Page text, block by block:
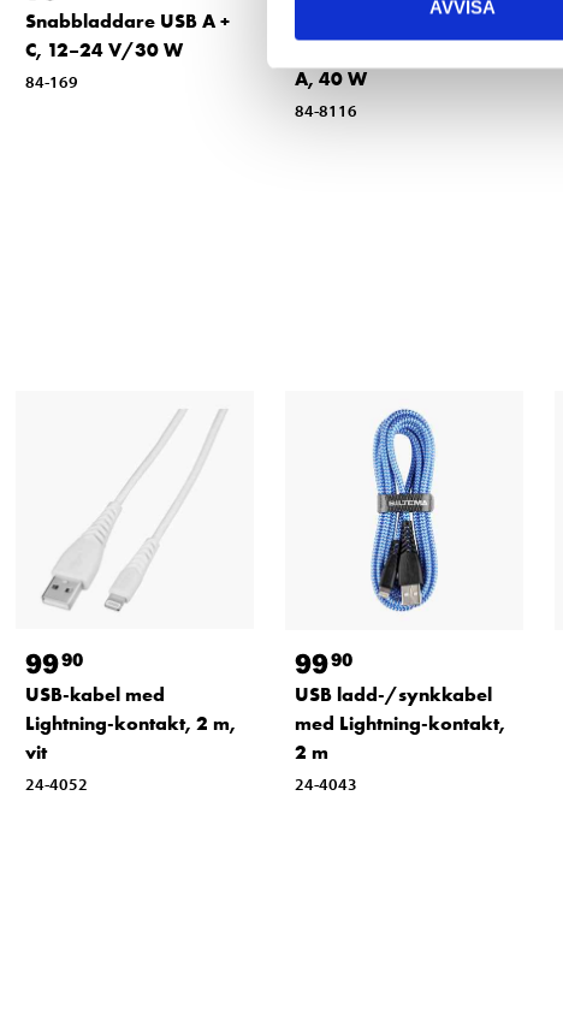
AVVISA
Snabbladdare USB A +
C, 12–24 V/30 W
84-169
USB-laddare 12/24 V,
A, 40 W
84-8116
9990
USB-kabel med
Lightning-kontakt, 2 m,
vit
24-4052
9990
USB ladd-/synkkabel
med Lightning-kontakt,
2 m
24-4043